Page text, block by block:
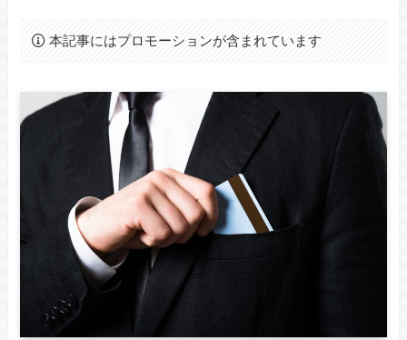
本記事にはプロモーションが含まれています